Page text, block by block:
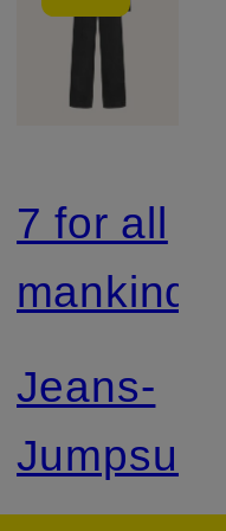
7 for all
mankind
Jeans-
Jumpsuit